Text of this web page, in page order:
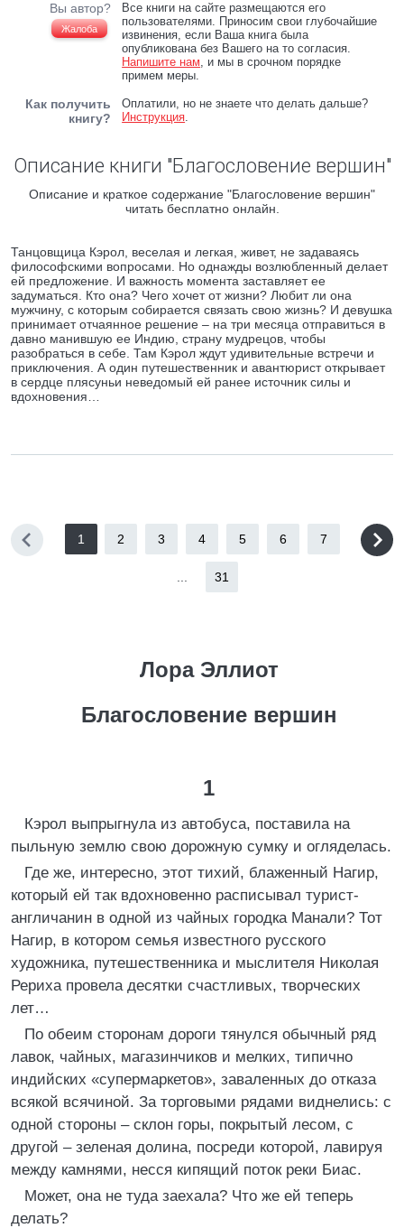
Вы автор?
Жалоба
Все книги на сайте размещаются его
пользователями. Приносим свои глубочайшие
извинения, если Ваша книга была
опубликована без Вашего на то согласия.
Напишите нам, и мы в срочном порядке
примем меры.
Как получить
книгу?
Оплатили, но не знаете что делать дальше?
Инструкция.
Описание книги "Благословение вершин"
Описание и краткое содержание "Благословение вершин"
читать бесплатно онлайн.
Танцовщица Кэрол, веселая и легкая, живет, не задаваясь
философскими вопросами. Но однажды возлюбленный делает
ей предложение. И важность момента заставляет ее
задуматься. Кто она? Чего хочет от жизни? Любит ли она
мужчину, с которым собирается связать свою жизнь? И девушка
принимает отчаянное решение – на три месяца отправиться в
давно манившую ее Индию, страну мудрецов, чтобы
разобраться в себе. Там Кэрол ждут удивительные встречи и
приключения. А один путешественник и авантюрист открывает
в сердце плясуньи неведомый ей ранее источник силы и
вдохновения…
1 2 3 4 5 6 7
31
Лора Эллиот
Благословение вершин
1
Кэрол выпрыгнула из автобуса, поставила на
пыльную землю свою дорожную сумку и огляделась.
Где же, интересно, этот тихий, блаженный Нагир,
который ей так вдохновенно расписывал турист-
англичанин в одной из чайных городка Манали? Тот
Нагир, в котором семья известного русского
художника, путешественника и мыслителя Николая
Рериха провела десятки счастливых, творческих
лет…
По обеим сторонам дороги тянулся обычный ряд
лавок, чайных, магазинчиков и мелких, типично
индийских «супермаркетов», заваленных до отказа
всякой всячиной. За торговыми рядами виднелись: с
одной стороны – склон горы, покрытый лесом, с
другой – зеленая долина, посреди которой, лавируя
между камнями, несся кипящий поток реки Биас.
Может, она не туда заехала? Что же ей теперь
делать?